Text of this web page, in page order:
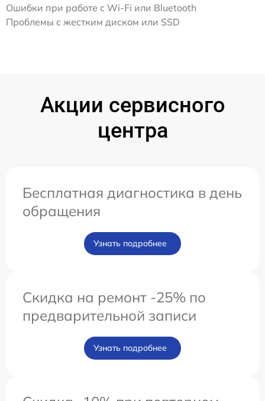
Ошибки при работе с Wi-Fi или Bluetooth
Проблемы с жестким диском или SSD
Акции сервисного
центра
Бесплатная диагностика в день
обращения
Узнать подробнее
Скидка на ремонт -25% по
предварительной записи
Узнать подробнее